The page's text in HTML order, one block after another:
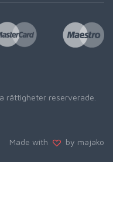
rättigheter reserverade.
Made with by majako